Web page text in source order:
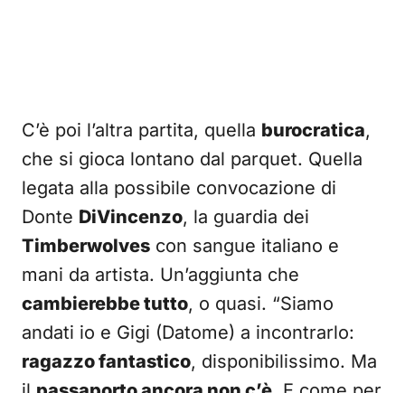
C’è poi l’altra partita, quella burocratica,
che si gioca lontano dal parquet. Quella
legata alla possibile convocazione di
Donte DiVincenzo, la guardia dei
Timberwolves con sangue italiano e
mani da artista. Un’aggiunta che
cambierebbe tutto, o quasi. “Siamo
andati io e Gigi (Datome) a incontrarlo:
ragazzo fantastico, disponibilissimo. Ma